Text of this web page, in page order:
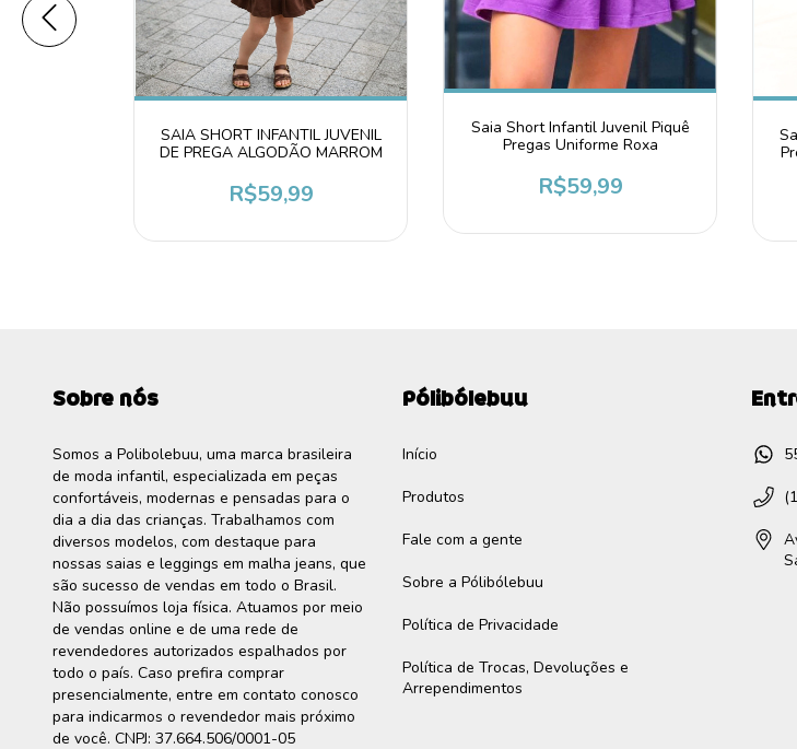
SAIA SHORT INFANTIL JUVENIL
DE PREGA ALGODÃO MARROM
R$59,99
Saia Short Infantil Juvenil Piquê
Pregas Uniforme Roxa
R$59,99
Sobre nós
Somos a Polibolebuu, uma marca brasileira
de moda infantil, especializada em peças
confortáveis, modernas e pensadas para o
dia a dia das crianças. Trabalhamos com
diversos modelos, com destaque para
nossas saias e leggings em malha jeans, que
são sucesso de vendas em todo o Brasil.
Não possuímos loja física. Atuamos por meio
de vendas online e de uma rede de
revendedores autorizados espalhados por
todo o país. Caso prefira comprar
presencialmente, entre em contato conosco
para indicarmos o revendedor mais próximo
de você. CNPJ: 37.664.506/0001-05
Pólibólebuu
Início
Produtos
Fale com a gente
Sobre a Pólibólebuu
Política de Privacidade
Política de Trocas, Devoluções e
Arrependimentos